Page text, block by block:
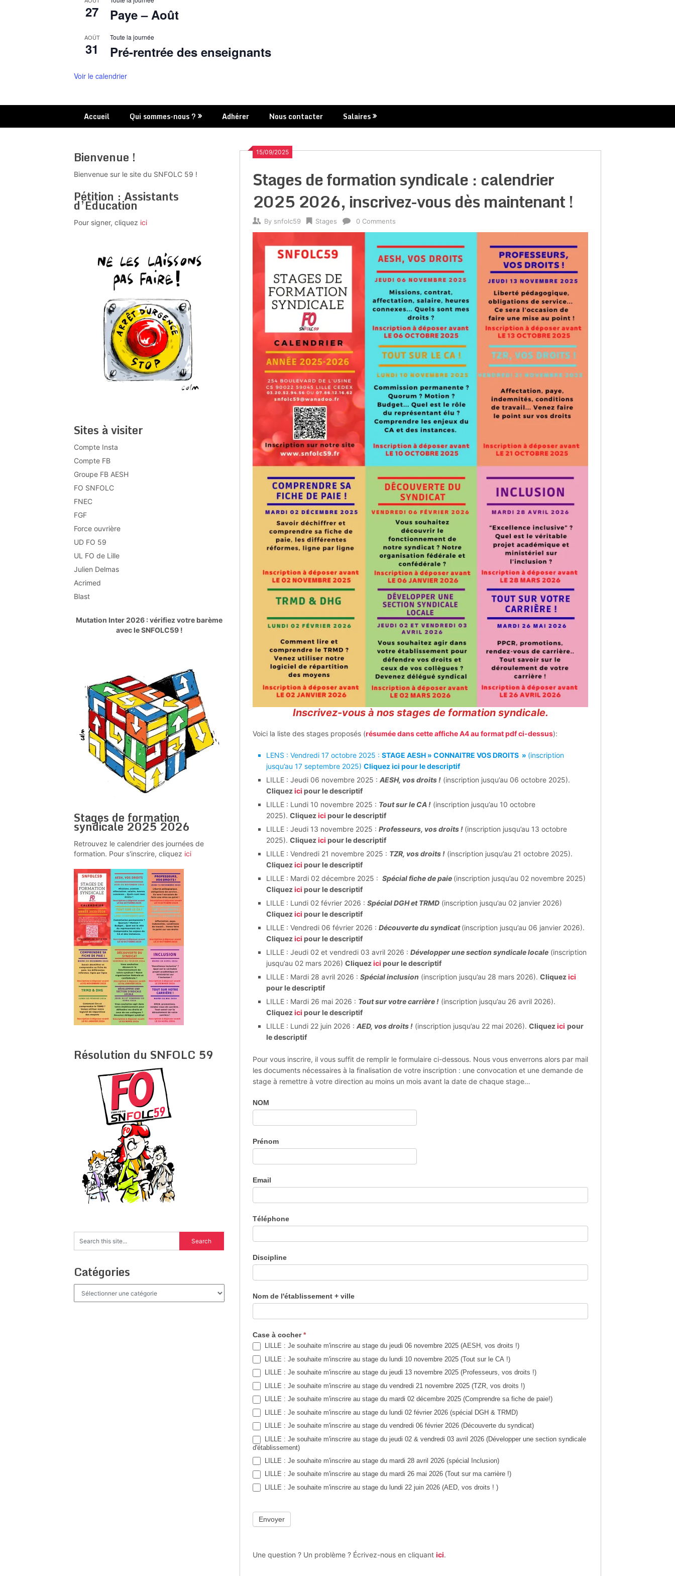
27 Paye – Août
AOÛT
31
Toute la journée
Pré-rentrée des enseignants
Voir le calendrier
Accueil Qui sommes-nous ? Adhérer Nous contacter Salaires
15/09/2025
Stages de formation syndicale : calendrier
2025 2026, inscrivez-vous dès maintenant !
By snfolc59 Stages 0 Comments
Inscrivez-vous à nos stages de formation syndicale.
Voici la liste des stages proposés (résumée dans cette affiche A4 au format pdf ci-dessus):
LENS : Vendredi 17 octobre 2025 : STAGE AESH » CONNAITRE VOS DROITS » (inscription
jusqu’au 17 septembre 2025) Cliquez ici pour le descriptif
LILLE : Jeudi 06 novembre 2025 : AESH, vos droits !(inscription jusqu’au 06 octobre 2025).
Cliquezici pour le descriptif
LILLE : Lundi 10 novembre 2025 : Tout sur le CA !(inscription jusqu’au 10 octobre
2025). Cliquezici pour le descriptif
LILLE : Jeudi 13 novembre 2025 : Professeurs, vos droits ! (inscription jusqu’au 13 octobre
2025). Cliquezici pour le descriptif
LILLE : Vendredi 21 novembre 2025 : TZR, vos droits ! (inscription jusqu’au 21 octobre 2025).
Cliquezici pour le descriptif
LILLE : Mardi 02 décembre 2025 : Spécial fiche de paie (inscription jusqu’au 02 novembre 2025)
Cliquezici pour le descriptif
LILLE : Lundi 02 février 2026 : Spécial DGH et TRMD(inscription jusqu’au 02 janvier 2026)
Cliquezici pour le descriptif
LILLE : Vendredi 06 février 2026 : Découverte du syndicat(inscription jusqu’au 06 janvier 2026).
Cliquezici pour le descriptif
LILLE : Jeudi 02 et vendredi 03 avril 2026 : Développer une section syndicale locale(inscription
jusqu’au 02 mars 2026) Cliquezici pour le descriptif
LILLE : Mardi 28 avril 2026 : Spécial inclusion (inscription jusqu’au 28 mars 2026). Cliquezici
pour le descriptif
LILLE : Mardi 26 mai 2026 : Tout sur votre carrière !(inscription jusqu’au 26 avril 2026).
Cliquezici pour le descriptif
LILLE : Lundi 22 juin 2026 : AED, vos droits !(inscription jusqu’au 22 mai 2026). Cliquezici pour
le descriptif
Pour vous inscrire, il vous suffit de remplir le formulaire ci-dessous. Nous vous enverrons alors par mail
les documents nécessaires à la finalisation de votre inscription : une convocation et une demande de
stage à remettre à votre direction au moins un mois avant la date de chaque stage…
Inscription
aux
stages
2026
NOM
Prénom
Email
Téléphone
Discipline
Nom de l'établissement + ville
Case à cocher*
LILLE : Je souhaite m'inscrire au stage du jeudi 06 novembre 2025 (AESH, vos droits !)
LILLE : Je souhaite m'inscrire au stage du lundi 10 novembre 2025 (Tout sur le CA !)
LILLE : Je souhaite m'inscrire au stage du jeudi 13 novembre 2025 (Professeurs, vos droits !)
LILLE : Je souhaite m'inscrire au stage du vendredi 21 novembre 2025 (TZR, vos droits !)
LILLE : Je souhaite m'inscrire au stage du mardi 02 décembre 2025 (Comprendre sa fiche de paie!)
LILLE : Je souhaite m'inscrire au stage du lundi 02 février 2026 (spécial DGH & TRMD)
LILLE : Je souhaite m'inscrire au stage du vendredi 06 février 2026 (Découverte du syndicat)
LILLE : Je souhaite m'inscrire au stage du jeudi 02 & vendredi 03 avril 2026 (Développer une section syndicale
d'établissement)
LILLE : Je souhaite m'inscrire au stage du mardi 28 avril 2026 (spécial Inclusion)
LILLE : Je souhaite m'inscrire au stage du mardi 26 mai 2026 (Tout sur ma carrière !)
LILLE : Je souhaite m'inscrire au stage du lundi 22 juin 2026 (AED, vos droits ! )
Envoyer
Une question ? Un problème ? Écrivez-nous en cliquant ici.
Bienvenue !
Bienvenue sur le site du SNFOLC 59 !
Pétition : Assistants
d’Education
Pour signer, cliquez ici
Sites à visiter
Compte Insta
Compte FB
Groupe FB AESH
FO SNFOLC
FNEC
FGF
Force ouvrière
UD FO 59
UL FO de Lille
Julien Delmas
Acrimed
Blast
Mutation Inter 2026 : vérifiez votre barème
avec le SNFOLC59 !
Stages de formation
syndicale 2025 2026
Retrouvez le calendrier des journées de
formation. Pour s'inscrire, cliquez ici
Résolution du SNFOLC 59
Catégories